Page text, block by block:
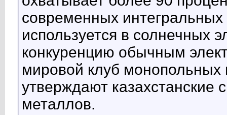
современных
используется в солнечных
конкуренцию обычным
мировой клуб монопольных
утверждают казахстанские
металлов.